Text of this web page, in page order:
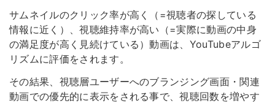
サムネイルのクリック率が高く（=視聴者の探している
情報に近く）、視聴維持率が高い（=実際に動画の中身
の満足度が高く見続けている）動画は、YouTubeアルゴ
リズムに評価をされます。
その結果、視聴層ユーザーへのブランジング画面・関連
動画での優先的に表示をされる事で、視聴回数を増やす